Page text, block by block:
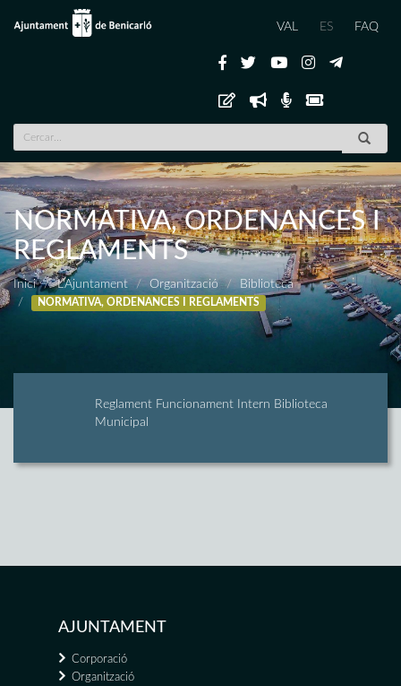
VAL ES FAQ
NORMATIVA, ORDENANCES I
REGLAMENTS
Inici L'Ajuntament Organització Biblioteca
NORMATIVA, ORDENANCES I REGLAMENTS
Reglament Funcionament Intern Biblioteca
Municipal
AJUNTAMENT
Corporació
Organització